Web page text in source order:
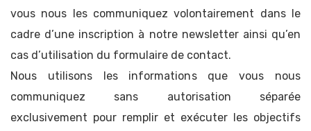
vous nous les communiquez volontairement dans le
cadre d’une inscription à notre newsletter ainsi qu’en
cas d’utilisation du formulaire de contact.
Nous utilisons les informations que vous nous
communiquez sans autorisation séparée
exclusivement pour remplir et exécuter les objectifs